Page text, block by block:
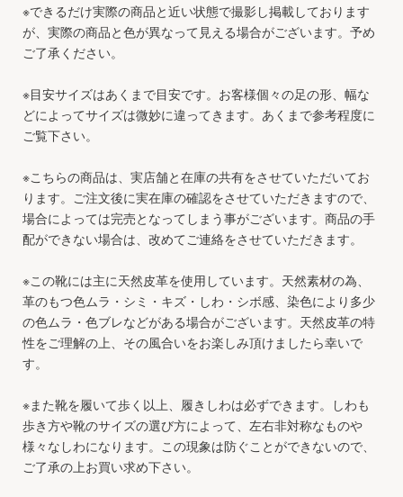
※できるだけ実際の商品と近い状態で撮影し掲載しております
が、実際の商品と色が異なって見える場合がございます。予め
ご了承ください。
※目安サイズはあくまで目安です。お客様個々の足の形、幅な
どによってサイズは微妙に違ってきます。あくまで参考程度に
ご覧下さい。
※こちらの商品は、実店舗と在庫の共有をさせていただいてお
ります。ご注文後に実在庫の確認をさせていただきますので、
場合によっては完売となってしまう事がございます。商品の手
配ができない場合は、改めてご連絡をさせていただきます。
※この靴には主に天然皮革を使用しています。天然素材の為、
革のもつ色ムラ・シミ・キズ・しわ・シボ感、染色により多少
の色ムラ・色ブレなどがある場合がございます。天然皮革の特
性をご理解の上、その風合いをお楽しみ頂けましたら幸いで
す。
※また靴を履いて歩く以上、履きしわは必ずできます。しわも
歩き方や靴のサイズの選び方によって、左右非対称なものや
様々なしわになります。この現象は防ぐことができないので、
ご了承の上お買い求め下さい。